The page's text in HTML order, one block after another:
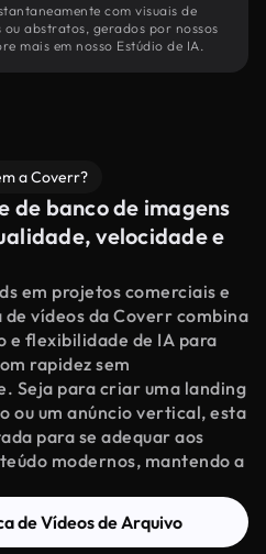
com visuais de
abstratos, gerados por nossos
mais em nosso Estúdio de IA.
a Coverr?
de banco de imagens
velocidade e
em projetos comerciais e
vídeos da Coverr combina
e flexibilidade de IA para
rapidez sem
Seja para criar uma landing
ou um anúncio vertical, esta
para se adequar aos
modernos, mantendo a
de Vídeos de Arquivo